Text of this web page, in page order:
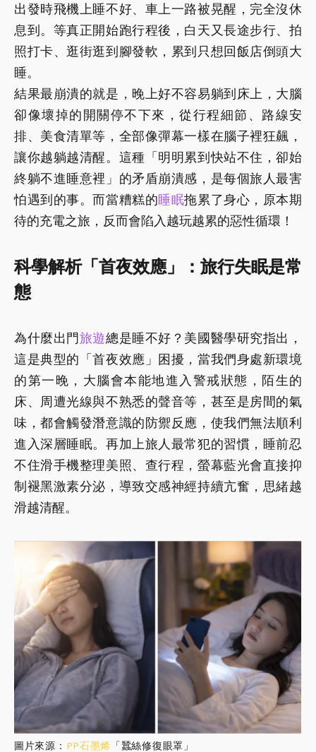
出發時飛機上睡不好、車上一路被晃醒，完全沒休
息到。等真正開始跑行程後，白天又長途步行、拍
照打卡、逛街逛到腳發軟，累到只想回飯店倒頭大
睡。
結果最崩潰的就是，晚上好不容易躺到床上，大腦
卻像壞掉的開關停不下來，從行程細節、路線安
排、美食清單等，全部像彈幕一樣在腦子裡狂飆，
讓你越躺越清醒。這種「明明累到快站不住，卻始
終躺不進睡意裡」的矛盾崩潰感，是每個旅人最害
怕遇到的事。而當糟糕的睡眠拖累了身心，原本期
待的充電之旅，反而會陷入越玩越累的惡性循環！
科學解析「首夜效應」：旅行失眠是常
態
為什麼出門旅遊總是睡不好？美國醫學研究指出，
這是典型的「首夜效應」困擾，當我們身處新環境
的第一晚，大腦會本能地進入警戒狀態，陌生的
床、周遭光線與不熟悉的聲音等，甚至是房間的氣
味，都會觸發潛意識的防禦反應，使我們無法順利
進入深層睡眠。再加上旅人最常犯的習慣，睡前忍
不住滑手機整理美照、查行程，螢幕藍光會直接抑
制褪黑激素分泌，導致交感神經持續亢奮，思緒越
滑越清醒。
圖片來源： PP石墨烯 「蠶絲修復眼罩」